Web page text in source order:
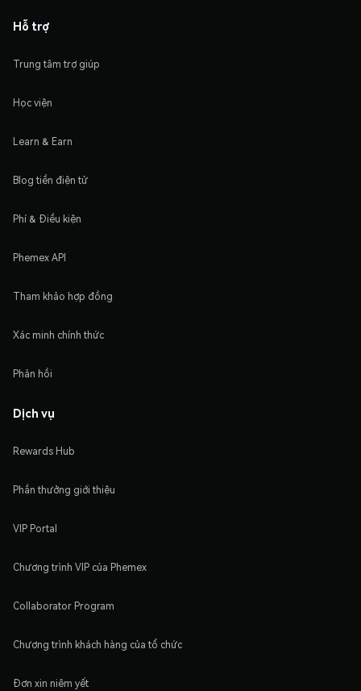
Hỗ trợ
Trung tâm trợ giúp
Học viện
Learn & Earn
Blog tiền điện tử
Phí & Điều kiện
Phemex API
Tham khảo hợp đồng
Xác minh chính thức
Phản hồi
Dịch vụ
Rewards Hub
Phần thưởng giới thiệu
VIP Portal
Chương trình VIP của Phemex
Collaborator Program
Chương trình khách hàng của tổ chức
Đơn xin niêm yết